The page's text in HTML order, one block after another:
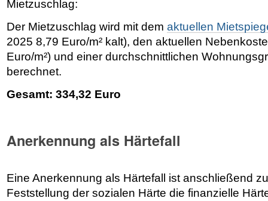
Mietzuschlag:
Der Mietzuschlag wird mit dem aktuellen
2025 8,79 Euro/m² kalt), den aktuellen
Euro/m²) und einer durchschnittlichen
berechnet.
Gesamt: 334,32 Euro
Anerkennung als Härtefall
Eine Anerkennung als Härtefall ist anschließend
Feststellung der sozialen Härte die finanzielle